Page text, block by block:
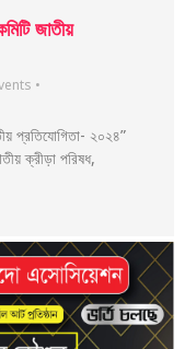
জাতীয়
•
প্রতিযোগিতা- ২০২৪”
ক্রীড়া পরিষধ,